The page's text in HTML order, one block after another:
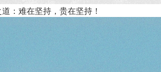
：难在坚持，贵在坚持！